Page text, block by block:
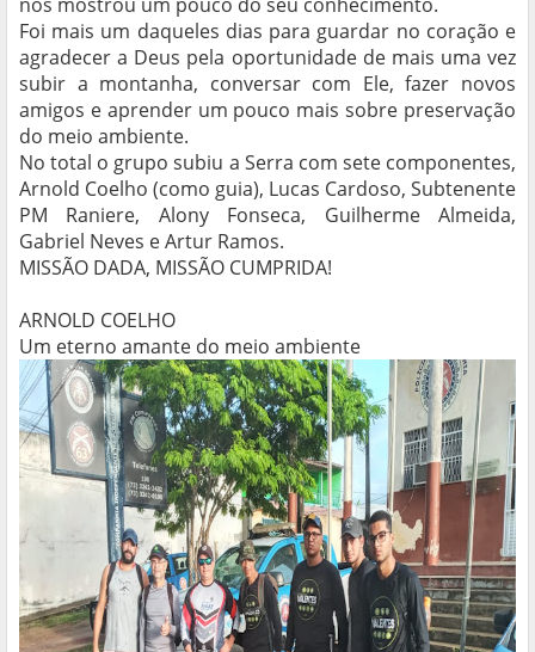
Foi mais um daqueles dias para guardar no coração e
agradecer a Deus pela oportunidade de mais uma vez
subir a montanha, conversar com Ele, fazer novos
amigos e aprender um pouco mais sobre preservação
do meio ambiente.
No total o grupo subiu a Serra com sete componentes,
Arnold Coelho (como guia), Lucas Cardoso, Subtenente
PM Raniere, Alony Fonseca, Guilherme Almeida,
Gabriel Neves e Artur Ramos.
MISSÃO DADA, MISSÃO CUMPRIDA!
ARNOLD COELHO
Um eterno amante do meio ambiente